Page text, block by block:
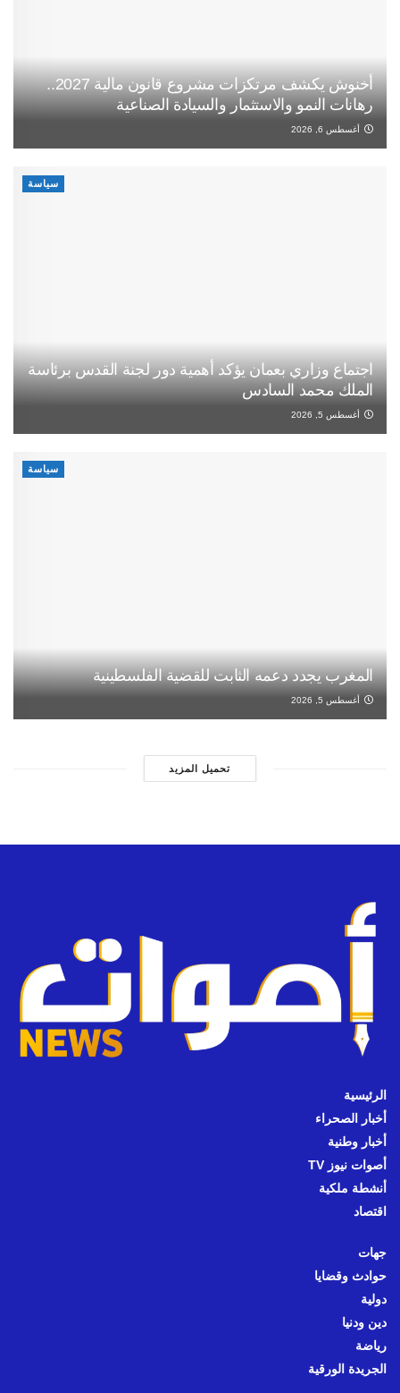
أخنوش يكشف مرتكزات مشروع قانون مالية 2027..
رهانات النمو والاستثمار والسيادة الصناعية
أغسطس 6, 2026
سياسة
اجتماع وزاري بعمان يؤكد أهمية دور لجنة القدس برئاسة
الملك محمد السادس
أغسطس 5, 2026
سياسة
المغرب يجدد دعمه الثابت للقضية الفلسطينية
أغسطس 5, 2026
تحميل المزيد
الرئيسية
أخبار الصحراء
أخبار وطنية
أصوات نيوز TV
أنشطة ملكية
اقتصاد
جهات
حوادث وقضايا
دولية
دين ودنيا
رياضة
الجريدة الورقية